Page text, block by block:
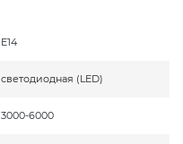
E14
светодиодная (LED)
3000-6000